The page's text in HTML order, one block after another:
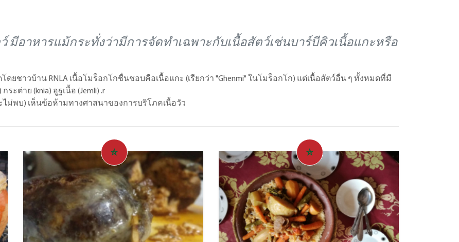
มีอาหารแม้กระทั่งว่ามีการจัดทำเฉพาะกับเนื้อสัตว์เช่นบาร์บีคิวเนื้อแกะหรือ
ชาวบ้าน RNLA เนื้อโมร็อกโกชื่นชอบคือเนื้อแกะ (เรียกว่า "Ghenmi" ในโมร็อกโก) แต่เนื้อสัตว์อื่น ๆ ทั้งหมดที่มี
ระต่าย (knia) อูฐเนื้อ (Jemli) .r
ไม่พบ) เห็นข้อห้ามทางศาสนาของการบริโภคเนื้อวัว